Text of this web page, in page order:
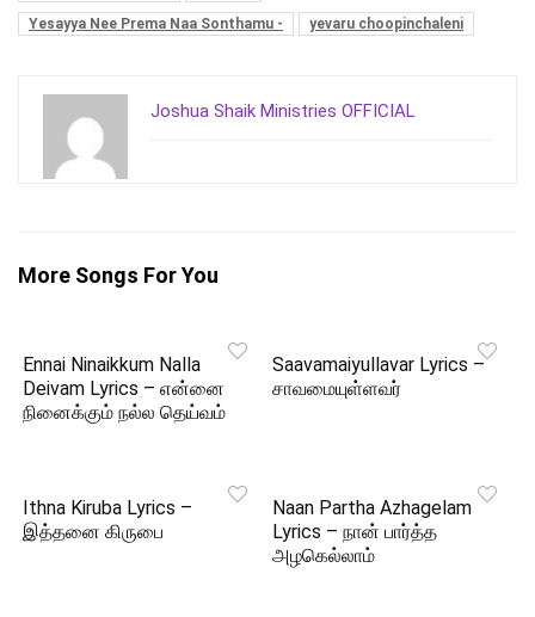
Yesayya Nee Prema Naa Sonthamu -
yevaru choopinchaleni
Joshua Shaik Ministries OFFICIAL
More Songs For You
Ennai Ninaikkum Nalla
Deivam Lyrics – என்னை
நினைக்கும் நல்ல தெய்வம்
Saavamaiyullavar Lyrics –
சாவமையுள்ளவர்
Ithna Kiruba Lyrics –
இத்தனை கிருபை
Naan Partha Azhagelam
Lyrics – நான் பார்த்த
அழகெல்லாம்